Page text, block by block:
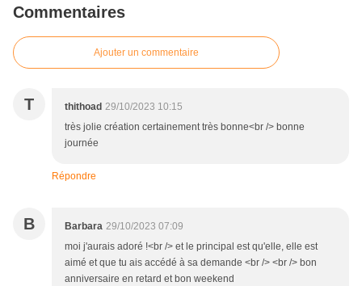
Commentaires
Ajouter un commentaire
T thithoad 29/10/2023 10:15
très jolie création certainement très bonne<br /> bonne
journée
Répondre
B Barbara 29/10/2023 07:09
moi j'aurais adoré !<br /> et le principal est qu'elle, elle est
aimé et que tu ais accédé à sa demande <br /> <br /> bon
anniversaire en retard et bon weekend